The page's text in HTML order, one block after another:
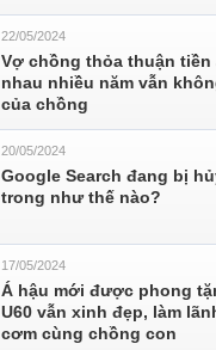
22/05/2024
Vợ chồng thỏa thuận tiền
nhau nhiều năm vẫn
của chồng
20/05/2024
Google Search đang bị
trong như thế nào?
17/05/2024
Á hậu mới được phong
U60 vẫn xinh đẹp, làm
cơm cùng chồng con